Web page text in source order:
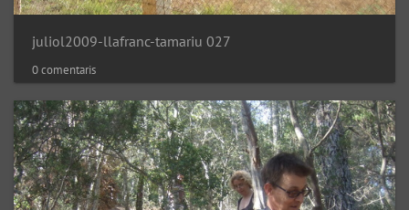
juliol2009-llafranc-tamariu 027
0 comentaris